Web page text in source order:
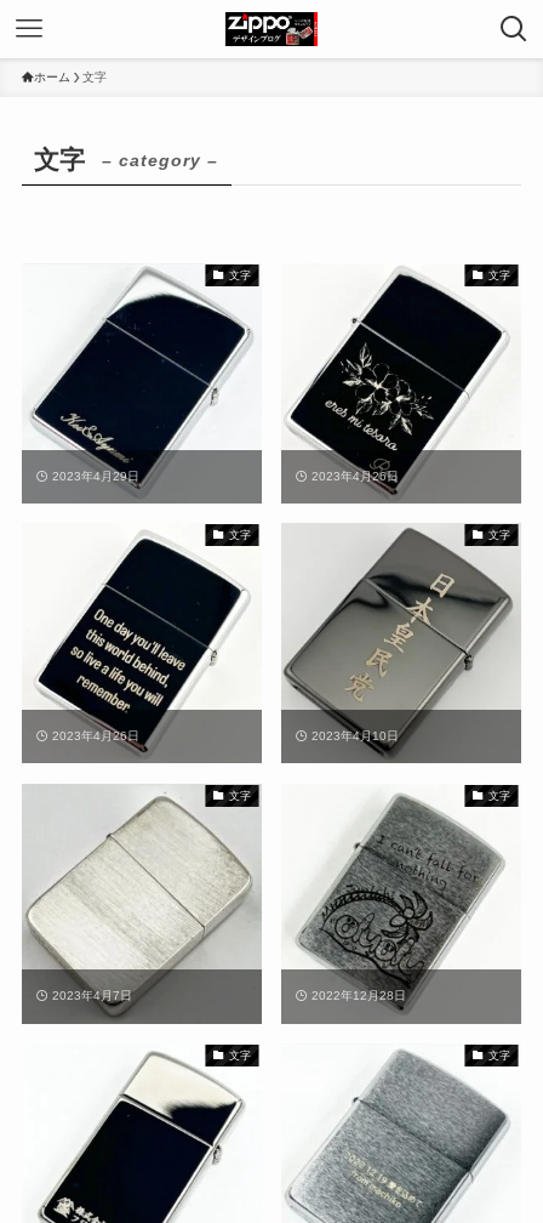
ホーム 文字
文字 – category –
文字
2023年4月29日
文字
2023年4月26日
文字
2023年4月26日
文字
2023年4月10日
文字
2023年4月7日
文字
2022年12月28日
文字 文字